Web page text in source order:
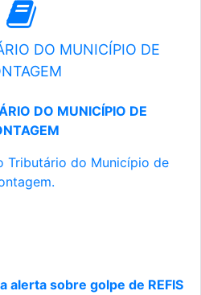
DO MUNICÍPIO DE
DO MUNICÍPIO DE
Tributário do Município de
alerta sobre golpe de REFIS